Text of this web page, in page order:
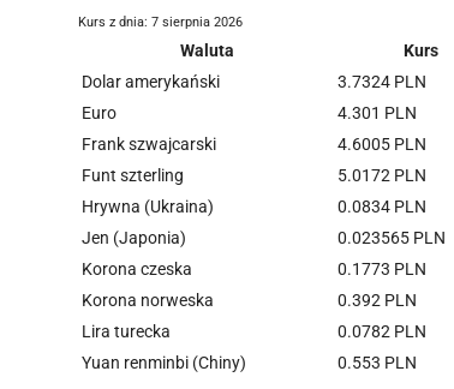
Kurs z dnia: 7 sierpnia 2026
Waluta
Kurs
Dolar amerykański
3.7324 PLN
Euro
4.301 PLN
Frank szwajcarski
4.6005 PLN
Funt szterling
5.0172 PLN
Hrywna (Ukraina)
0.0834 PLN
Jen (Japonia)
0.023565 PLN
Korona czeska
0.1773 PLN
Korona norweska
0.392 PLN
Lira turecka
0.0782 PLN
Yuan renminbi (Chiny)
0.553 PLN